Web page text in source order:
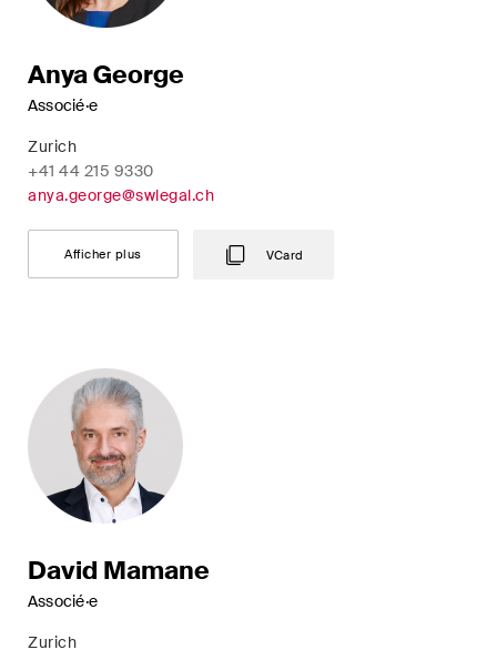
Anya George
Associé·e
Zurich
+41 44 215 9330
anya.george@swlegal.ch
Afficher plus VCard
David Mamane
Associé·e
Zurich
point de vue unique en matière
les changements juridiques,
les développements
sociétales en Suisse.
J'ai lu et j'accepte l'
S'abonner